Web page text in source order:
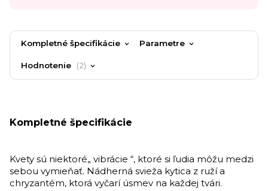
Kompletné špecifikácie Parametre
Hodnotenie 2
Kompletné špecifikácie
Kvety sú niektoré„ vibrácie “, ktoré si ľudia môžu medzi
sebou vymieňať. Nádherná svieža kytica z ruží a
chryzantém, ktorá vyčarí úsmev na každej tvári.